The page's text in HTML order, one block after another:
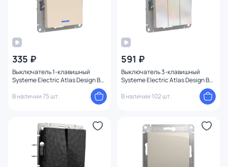
335 ₽
Выключатель 1-клавишный
Systeme Electric Atlas Design BD-
В наличии 75 шт.
591 ₽
Выключатель 3-клавишный
Systeme Electric Atlas Design BD-
В наличии 102 шт.